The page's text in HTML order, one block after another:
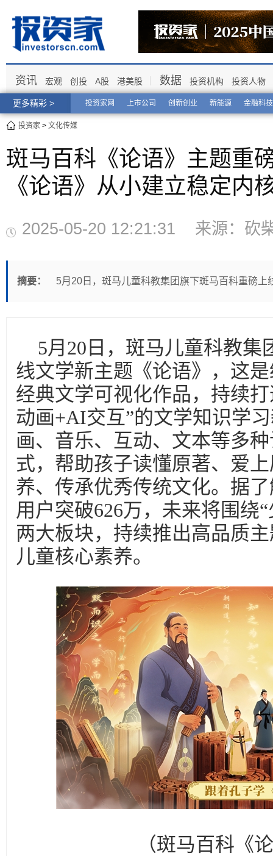
更多精彩 > 投资家网 上市公司 创新创业 新能源 金融科技
资讯 宏观 创投 A股 港美股 数据 投资机构 投资人物
投资家 > 文化传媒
斑马百科《论语》主题重
《论语》从小建立稳定内
2025-05-20 12:21:31 来源：
摘要： 5月20日，斑马儿童科教集团旗下斑马百科重磅上
5月20日，斑马儿童科教集
线文学新主题《论语》，这
经典文学可视化作品，持续
动画+AI交互”的文学知识学
画、音乐、互动、文本等多
式，帮助孩子读懂原著、爱
养、传承优秀传统文化。据
用户突破626万，未来将围绕
两大板块，持续推出高品质
儿童核心素养。
（斑马百科《